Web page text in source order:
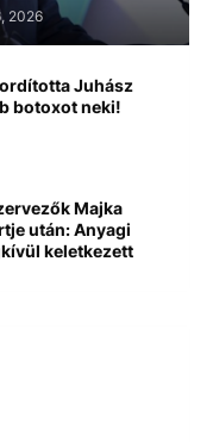
2026
Juhász
botoxot neki!
Majka
után: Anyagi
keletkezett